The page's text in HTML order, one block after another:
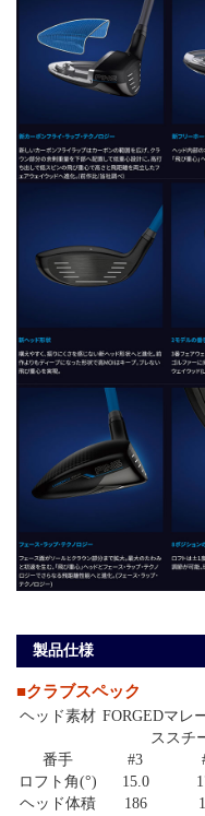
製品仕様
■クラブスペック
ヘッド素材 FORGEDマレ
ススチ
番手
#3
ロフト角(°)
15.0
ヘッド体積
186